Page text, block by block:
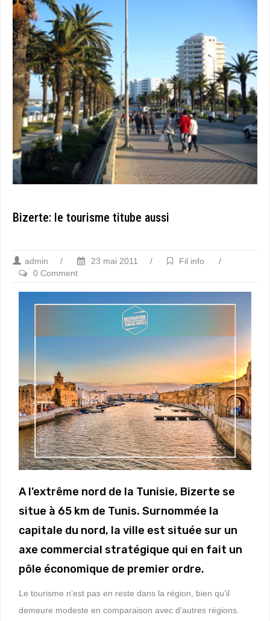
Bizerte: le tourisme titube aussi
admin / 23 mai 2011 / Fil info
/
0 Comment
A l’extrême nord de la Tunisie, Bizerte se
situe à 65 km de Tunis. Surnommée la
capitale du nord, la ville est située sur un
axe commercial stratégique qui en fait un
pôle économique de premier ordre.
Le tourisme n’est pas en reste dans la région, bien qu’il
demeure modeste en comparaison avec d’autres régions.